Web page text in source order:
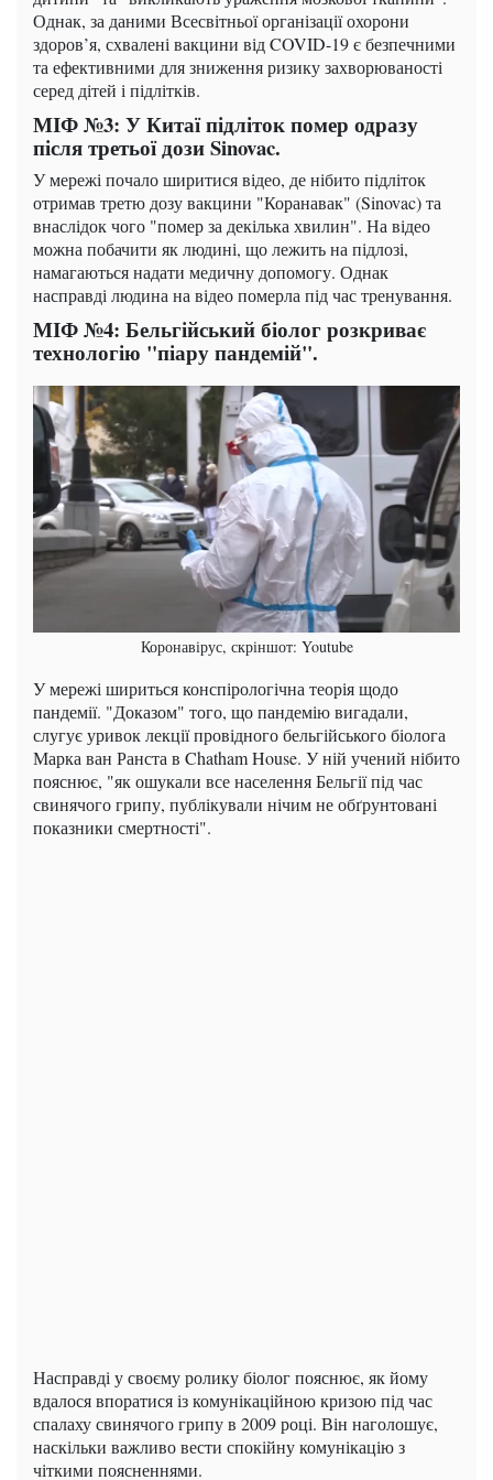
Однак, за даними Всесвітньої організації охорони
здоров’я, схвалені вакцини від COVID-19 є безпечними
та ефективними для зниження ризику захворюваності
серед дітей і підлітків.
МІФ №3: У Китаї підліток помер одразу
після третьої дози Sinovac.
У мережі почало ширитися відео, де нібито підліток
отримав третю дозу вакцини "Коранавак" (Sinovac) та
внаслідок чого "помер за декілька хвилин". На відео
можна побачити як людині, що лежить на підлозі,
намагаються надати медичну допомогу. Однак
насправді людина на відео померла під час тренування.
МІФ №4: Бельгійський біолог розкриває
технологію "піару пандемій".
Коронавірус, скріншот: Youtube
У мережі шириться конспірологічна теорія щодо
пандемії. "Доказом" того, що пандемію вигадали,
слугує уривок лекції провідного бельгійського біолога
Марка ван Ранста в Chatham House. У ній учений нібито
пояснює, "як ошукали все населення Бельгії під час
свинячого грипу, публікували нічим не обґрунтовані
показники смертності".
Насправді у своєму ролику біолог пояснює, як йому
вдалося впоратися із комунікаційною кризою під час
спалаху свинячого грипу в 2009 році. Він наголошує,
наскільки важливо вести спокійну комунікацію з
чіткими поясненнями.